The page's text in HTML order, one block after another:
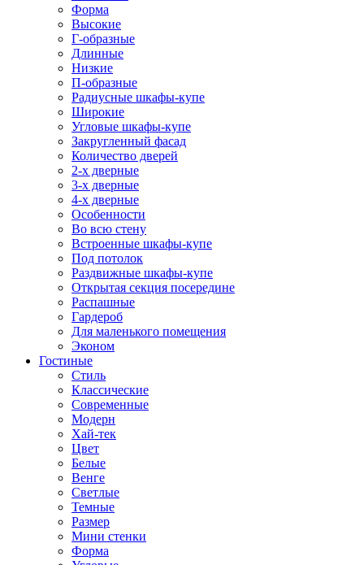
Форма
Высокие
Г-образные
Длинные
Низкие
П-образные
Радиусные шкафы-купе
Широкие
Угловые шкафы-купе
Закругленный фасад
Количество дверей
2-х дверные
3-х дверные
4-х дверные
Особенности
Во всю стену
Встроенные шкафы-купе
Под потолок
Раздвижные шкафы-купе
Открытая секция посередине
Распашные
Гардероб
Для маленького помещения
Эконом
Гостиные
Стиль
Классические
Современные
Модерн
Хай-тек
Цвет
Белые
Венге
Светлые
Темные
Размер
Мини стенки
Форма